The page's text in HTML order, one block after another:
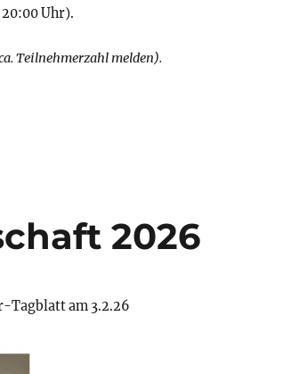
Uhr).
Teilnehmerzahl melden).
2026
Tagblatt am 3.2.26